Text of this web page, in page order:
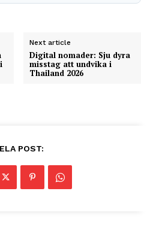
Next article
Digital nomader: Sju dyra
misstag att undvika i
Thailand 2026
POST: